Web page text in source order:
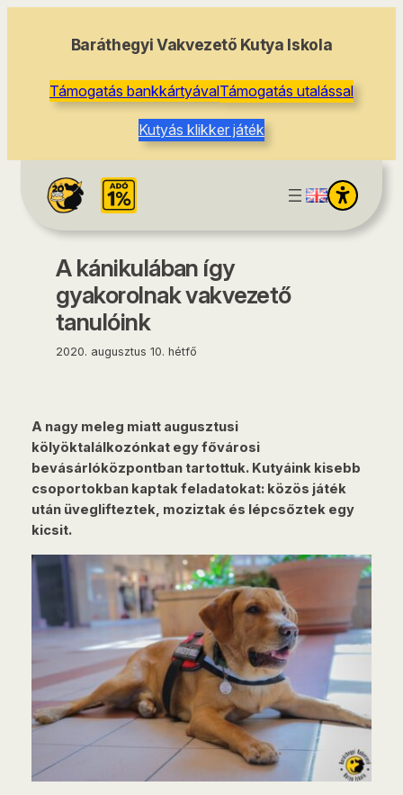
Baráthegyi Vakvezető Kutya Iskola
Támogatás bankkártyávalTámogatás utalással
Kutyás klikker játék
A kánikulában így
gyakorolnak vakvezető
tanulóink
2020. augusztus 10. hétfő
A nagy meleg miatt augusztusi
kölyöktalálkozónkat egy fővárosi
bevásárlóközpontban tartottuk. Kutyáink kisebb
csoportokban kaptak feladatokat: közös játék
után üveglifteztek, moziztak és lépcsőztek egy
kicsit.